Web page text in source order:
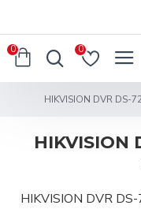
0
0
HIKVISION DVR DS-
HIKVISION